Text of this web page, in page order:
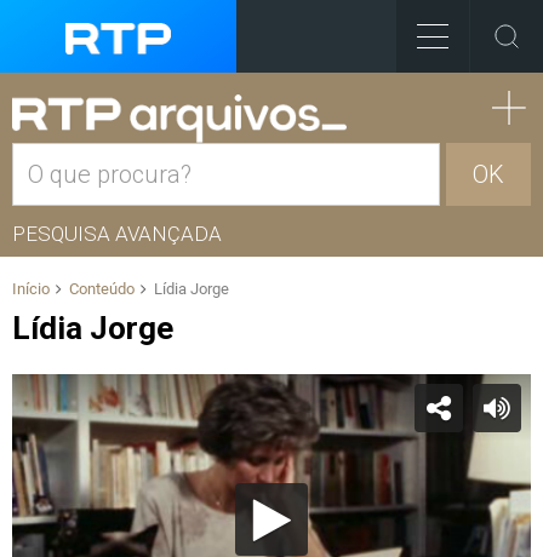
OK
PESQUISA AVANÇADA
Início Conteúdo Lídia Jorge
Lídia Jorge